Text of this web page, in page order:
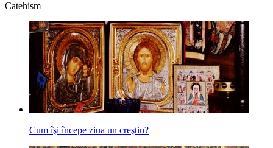
Catehism
Cum îşi începe ziua un creştin?